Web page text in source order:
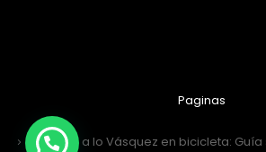
Paginas
Santiago a lo Vásquez en bicicleta: